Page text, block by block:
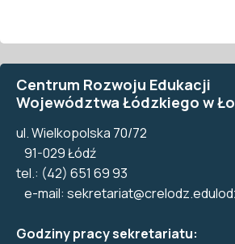
Centrum Rozwoju Edukacji
Województwa Łódzkiego w
ul. Wielkopolska 70/72
91-029 Łódź
tel.: (42) 651 69 93
e-mail:
Godziny pracy sekretariatu: